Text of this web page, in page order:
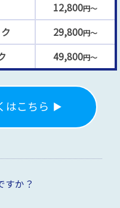
12,800円～
29,800円～
49,800円～
はこちら
すか？